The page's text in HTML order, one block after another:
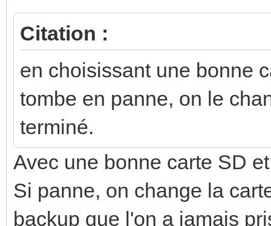
Citation :
en choisissant une bonne
tombe en panne, on le
terminé.
Avec une bonne carte SD
Si panne, on change la
backup que l'on a jamais